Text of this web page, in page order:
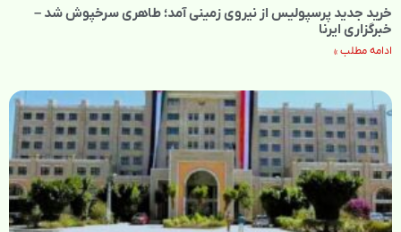
خرید جدید پرسپولیس از نیروی زمینی آمد؛ طاهری سرخپوش شد –
خبرگزاری ایرنا
ادامه مطلب »